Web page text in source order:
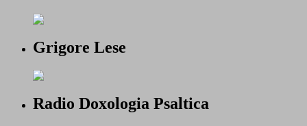
Grigore Lese
Radio Doxologia Psaltica